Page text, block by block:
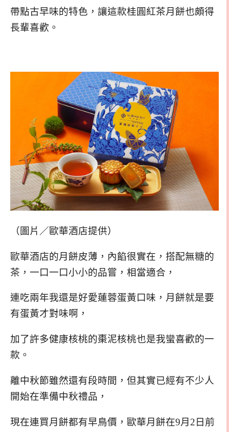
帶點古早味的特色，讓這款桂圓紅茶月餅也頗得
長輩喜歡。
（圖片／歐華酒店提供）
歐華酒店的月餅皮薄，內餡很實在，搭配無糖的
茶，一口一口小小的品嘗，相當適合，
連吃兩年我還是好愛蓮蓉蛋黃口味，月餅就是要
有蛋黃才對味啊，
加了許多健康核桃的棗泥核桃也是我蠻喜歡的一
款。
離中秋節雖然還有段時間，但其實已經有不少人
開始在準備中秋禮品，
現在連買月餅都有早鳥價，歐華月餅在9月2日前